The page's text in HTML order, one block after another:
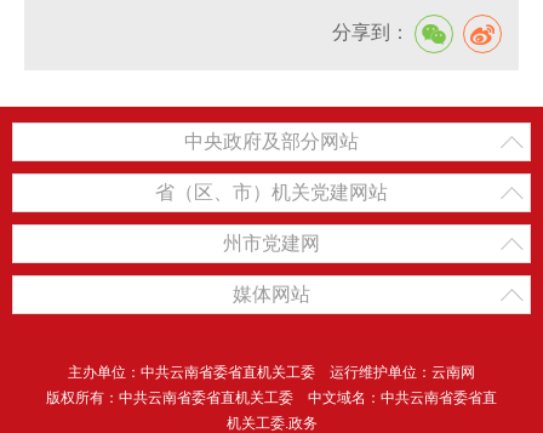
分享到：
中央政府及部分网站
省（区、市）机关党建网站
州市党建网
媒体网站
主办单位：中共云南省委省直机关工委 运行维护单位：云南网
版权所有：中共云南省委省直机关工委 中文域名：中共云南省委省直
机关工委.政务